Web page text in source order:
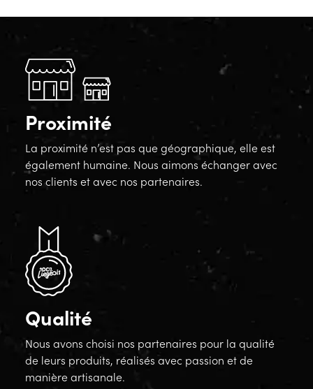
Proximité
La proximité n’est pas que géographique, elle est
également humaine. Nous aimons échanger avec
nos clients et avec nos partenaires.
Qualité
Nous avons choisi nos partenaires pour la qualité
de leurs produits, réalisés avec passion et de
manière artisanale.